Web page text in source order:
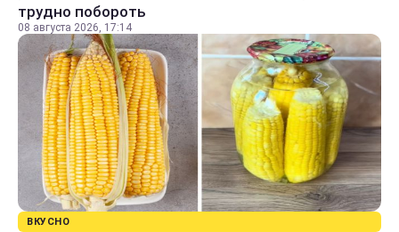
трудно побороть
08 августа 2026, 17:14
ВКУСНО